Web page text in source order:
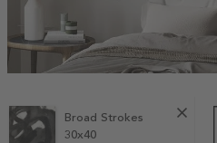
Broad Strokes
30x40